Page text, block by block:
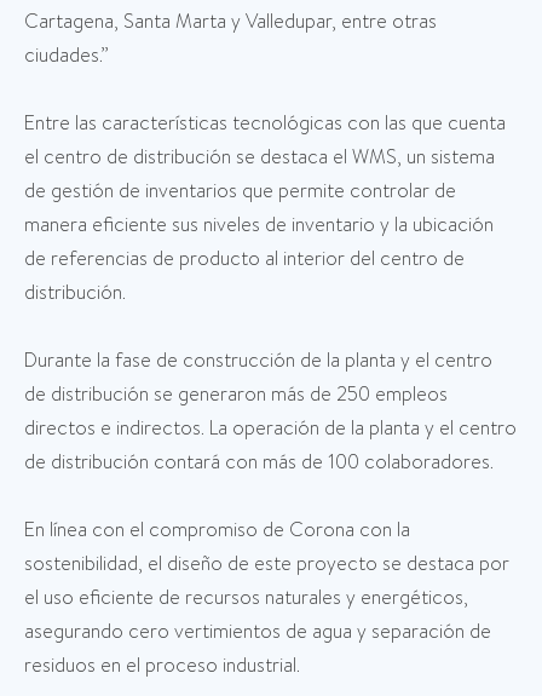
Cartagena, Santa Marta y Valledupar, entre otras
ciudades.”
Entre las características tecnológicas con las que cuenta
el centro de distribución se destaca el WMS, un sistema
de gestión de inventarios que permite controlar de
manera eficiente sus niveles de inventario y la ubicación
de referencias de producto al interior del centro de
distribución.
Durante la fase de construcción de la planta y el centro
de distribución se generaron más de 250 empleos
directos e indirectos. La operación de la planta y el centro
de distribución contará con más de 100 colaboradores.
En línea con el compromiso de Corona con la
sostenibilidad, el diseño de este proyecto se destaca por
el uso eficiente de recursos naturales y energéticos,
asegurando cero vertimientos de agua y separación de
residuos en el proceso industrial.